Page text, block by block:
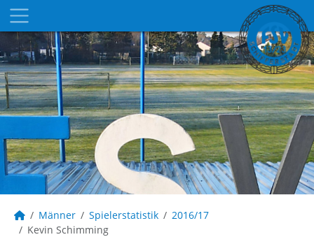
Männer Spielerstatistik
2016/17
Kevin Schimming